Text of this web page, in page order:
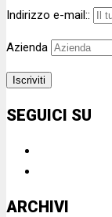
Indirizzo e-mail::
Azienda
SEGUICI SU
ARCHIVI